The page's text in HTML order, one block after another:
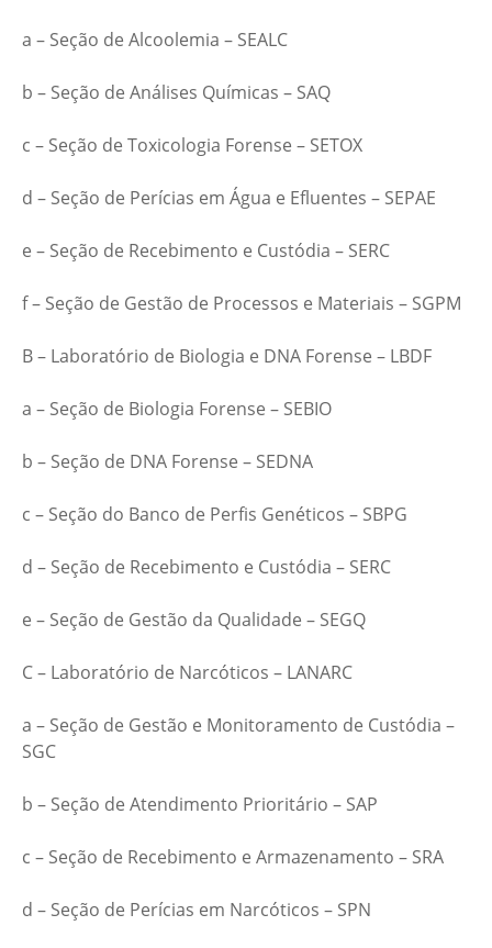
a – Seção de Alcoolemia – SEALC
b – Seção de Análises Químicas – SAQ
c – Seção de Toxicologia Forense – SETOX
d – Seção de Perícias em Água e Efluentes – SEPAE
e – Seção de Recebimento e Custódia – SERC
f – Seção de Gestão de Processos e Materiais – SGPM
B – Laboratório de Biologia e DNA Forense – LBDF
a – Seção de Biologia Forense – SEBIO
b – Seção de DNA Forense – SEDNA
c – Seção do Banco de Perfis Genéticos – SBPG
d – Seção de Recebimento e Custódia – SERC
e – Seção de Gestão da Qualidade – SEGQ
C – Laboratório de Narcóticos – LANARC
a – Seção de Gestão e Monitoramento de Custódia –
SGC
b – Seção de Atendimento Prioritário – SAP
c – Seção de Recebimento e Armazenamento – SRA
d – Seção de Perícias em Narcóticos – SPN